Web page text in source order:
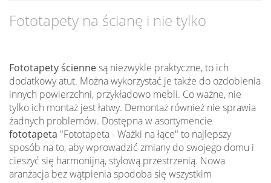
Fototapety na ścianę i nie tylko
Fototapety ściennesą niezwykle praktyczne, to ich
dodatkowy atut. Można wykorzystać je także do ozdobienia
innych powierzchni, przykładowo mebli. Co ważne, nie
tylko ich montaż jest łatwy. Demontaż również nie sprawia
żadnych problemów. Dostępna w asortymencie
fototapeta "Fototapeta - Ważki na łące" to najlepszy
sposób na to, aby wprowadzić zmiany do swojego domu i
cieszyć się harmonijną, stylową przestrzenią. Nowa
aranżacja bez wątpienia spodoba się wszystkim